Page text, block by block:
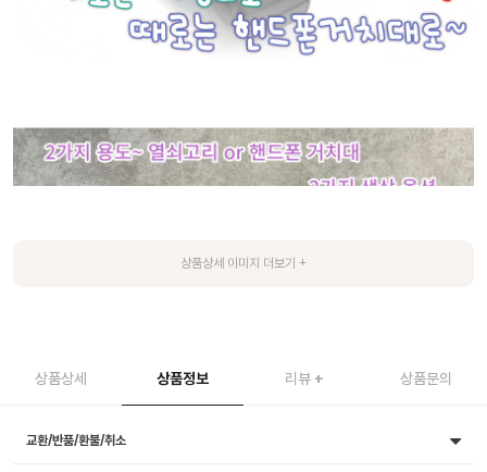
상품상세 상품정보 리뷰 + 상품문의
교환/반품/환불/취소